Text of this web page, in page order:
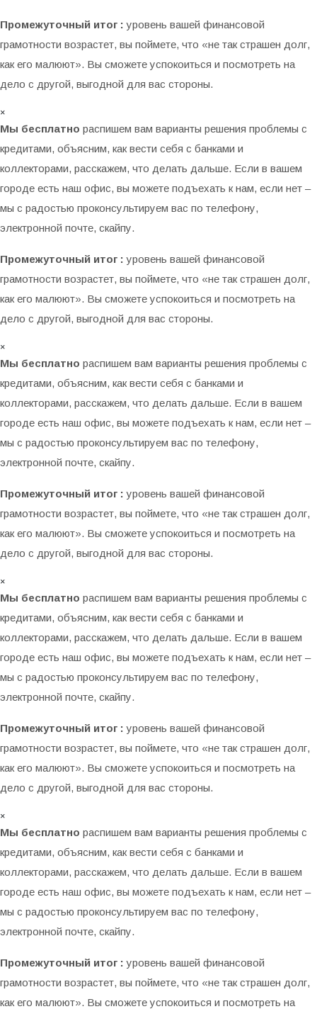
Промежуточный итог : уровень вашей финансовой
грамотности возрастет, вы поймете, что «не так страшен долг,
как его малюют». Вы сможете успокоиться и посмотреть на
дело с другой, выгодной для вас стороны.
×
Мы бесплатно распишем вам варианты решения проблемы с
кредитами, объясним, как вести себя с банками и
коллекторами, расскажем, что делать дальше. Если в вашем
городе есть наш офис, вы можете подъехать к нам, если нет –
мы с радостью проконсультируем вас по телефону,
электронной почте, скайпу.
Промежуточный итог : уровень вашей финансовой
грамотности возрастет, вы поймете, что «не так страшен долг,
как его малюют». Вы сможете успокоиться и посмотреть на
дело с другой, выгодной для вас стороны.
×
Мы бесплатно распишем вам варианты решения проблемы с
кредитами, объясним, как вести себя с банками и
коллекторами, расскажем, что делать дальше. Если в вашем
городе есть наш офис, вы можете подъехать к нам, если нет –
мы с радостью проконсультируем вас по телефону,
электронной почте, скайпу.
Промежуточный итог : уровень вашей финансовой
грамотности возрастет, вы поймете, что «не так страшен долг,
как его малюют». Вы сможете успокоиться и посмотреть на
дело с другой, выгодной для вас стороны.
×
Мы бесплатно распишем вам варианты решения проблемы с
кредитами, объясним, как вести себя с банками и
коллекторами, расскажем, что делать дальше. Если в вашем
городе есть наш офис, вы можете подъехать к нам, если нет –
мы с радостью проконсультируем вас по телефону,
электронной почте, скайпу.
Промежуточный итог : уровень вашей финансовой
грамотности возрастет, вы поймете, что «не так страшен долг,
как его малюют». Вы сможете успокоиться и посмотреть на
дело с другой, выгодной для вас стороны.
×
Мы бесплатно распишем вам варианты решения проблемы с
кредитами, объясним, как вести себя с банками и
коллекторами, расскажем, что делать дальше. Если в вашем
городе есть наш офис, вы можете подъехать к нам, если нет –
мы с радостью проконсультируем вас по телефону,
электронной почте, скайпу.
Промежуточный итог : уровень вашей финансовой
грамотности возрастет, вы поймете, что «не так страшен долг,
как его малюют». Вы сможете успокоиться и посмотреть на